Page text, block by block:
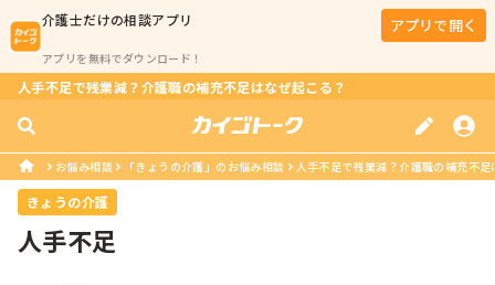
介護士だけの相談アプリ
アプリを無料でダウンロード！
アプリで開く
人手不足で残業減？介護職の補充不足はなぜ起こる？
お悩み相談 「きょうの介護」のお悩み相談 人手不足で残業減？介護職の補充不
きょうの介護
人手不足